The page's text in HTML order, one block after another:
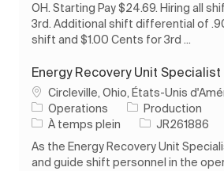
OH. Starting Pay $24.69. Hiring all
3rd. Additional shift differential of
shift and $1.00 Cents for 3rd ...
Energy Recovery Unit Specialist
Emplacement
Circleville, Ohio, États-Unis
Operations
Catégorie
Production
Type d’emploi
À temps plein ID de l’emploi
JR261886
As the Energy Recovery Unit
and guide shift personnel in the